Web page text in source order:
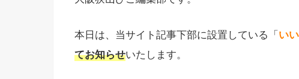
本日は、当サイト記事下部に設置している「い
てお知らせいたします。